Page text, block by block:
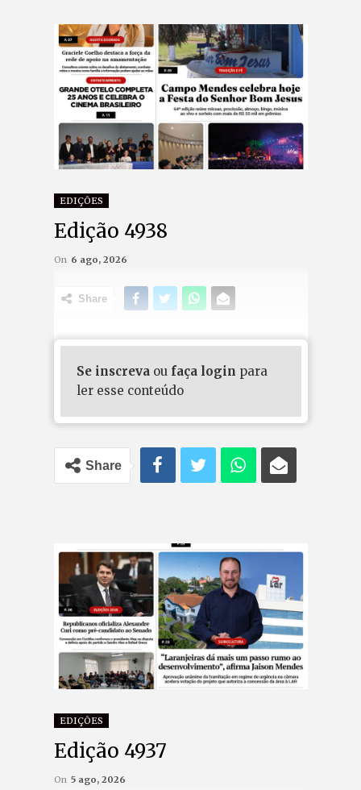
EDIÇÕES
Edição 4938
On 6 ago, 2026
Share
Se inscrevaou faça login para
ler esse conteúdo
Share
EDIÇÕES
Edição 4937
On 5 ago, 2026